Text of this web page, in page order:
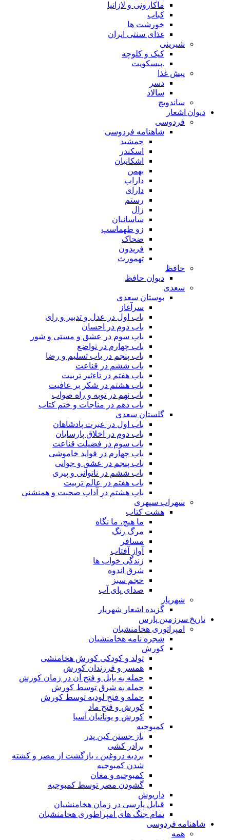
ماکارونی و لازانیا
کباب
خورشت ها
غذای سنتی ایران
شیرینی
کیک و کلوچه
.بیسکویت
پیش غذا
دسر
سالاد
ساندویچ
دیوان اشعار
فردوسی
شاهنامه فردوسی
جمشید
اسکندر
اشکانیان
بهمن
داراب
دارای
رستم
زال
ساسانیان
زو طهماسپ‏
ضحاک
فریدون
تهمورث
حافظ
دیوان حافظ
سعدی
بوستان سعدی
سرآغاز
باب اول در عدل و تدبیر و رای
باب دوم در احسان
باب سوم در عشق و مستی و شور
باب چهارم در تواضع
باب پنجم در باب تسلیم و رضا
باب ششم در قناعت
باب هفتم در تاءثیر تربیت
باب هشتم در شکر بر عافیت
باب نهم در توبه و راه صواب
باب دهم در مناجات و ختم کتاب
گلستان سعدی
باب اول در عبرت پادشاهان
باب دوم در اخلاق پارسایان
باب سوم در فضیلت قناعت
باب چهارم در فواید خاموشى
باب پنجم در عشق و جوانى
باب ششم در ناتوانى و پیرى
باب هفتم در عالم تربیت
باب هشتم در آداب صحبت و همنشنى
سهراب سپهری
هشت کتاب
ما هیچ، ما نگاه
مرگ رنگ
مسافر
آواز آفتاب
زندگی خواب ها
شرق اندوه
حجم سبز
صدای پای آب
شهریار
گزیده اشعار شهریار
تاریخ سرزمین پارس
امپراتوری هخامنشیان
شجره نامه هخامنشیان
کورش
تولد و کودکی کورش هخامنشی
همسر و فرزندان کورش
حمله به بابل و فتح آن در زمان کورش
حمله به شرق توسط کورش
حمله و فتح لودیه توسط کورش
کورش و فتح ماد
کورش و یونانیان آسیا
کمبوجیه
باز جستن کین پدر
برادر کشی
بردیه دروغین ، بازگشت از مصر و کشته
شدن کمبوجیه
کمبوجیه و مغان
گشودن مصر توسط کمبوجیه
داریوش
قبایل پارسی در زمان هخامنشیان
تمام جنگ های امپراطوری هخامنشیان
شاهنامه فردوسی
همه